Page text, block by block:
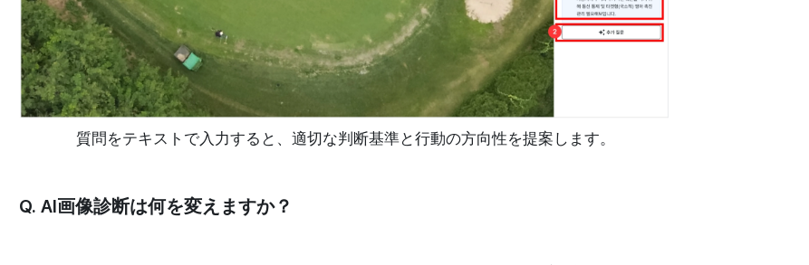
質問をテキストで入力すると、適切な判断基準と行動の方向性を提案します。
Q. AI画像診断は何を変えますか？